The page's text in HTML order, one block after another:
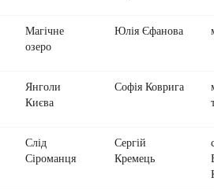
Магічне
озеро
Юлія Єфанова
Янголи
Києва
Софія Коврига
Слід
Сіроманця
Сергій
Кремець